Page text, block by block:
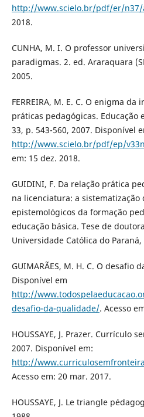
http://www.scielo.br/pdf/er/n37/
2018.
CUNHA, M. I. O professor
paradigmas. 2. ed. Araraquara
2005.
FERREIRA, M. E. C. O enigma
práticas pedagógicas. Educação
33, p. 543-560, 2007. Disponível
http://www.scielo.br/pdf/ep/
em: 15 dez. 2018.
GUIDINI, F. Da relação prática
na licenciatura: a sistematização
epistemológicos da formação
educação básica. Tese de
Universidade Católica do
GUIMARÃES, M. H. C. O desafio
Disponível em
http://
desafio-da-qualidade/. Acesso
HOUSSAYE, J. Prazer. Currículo
2007. Disponível em:
http://
Acesso em: 20 mar. 2017.
HOUSSAYE, J. Le triangle